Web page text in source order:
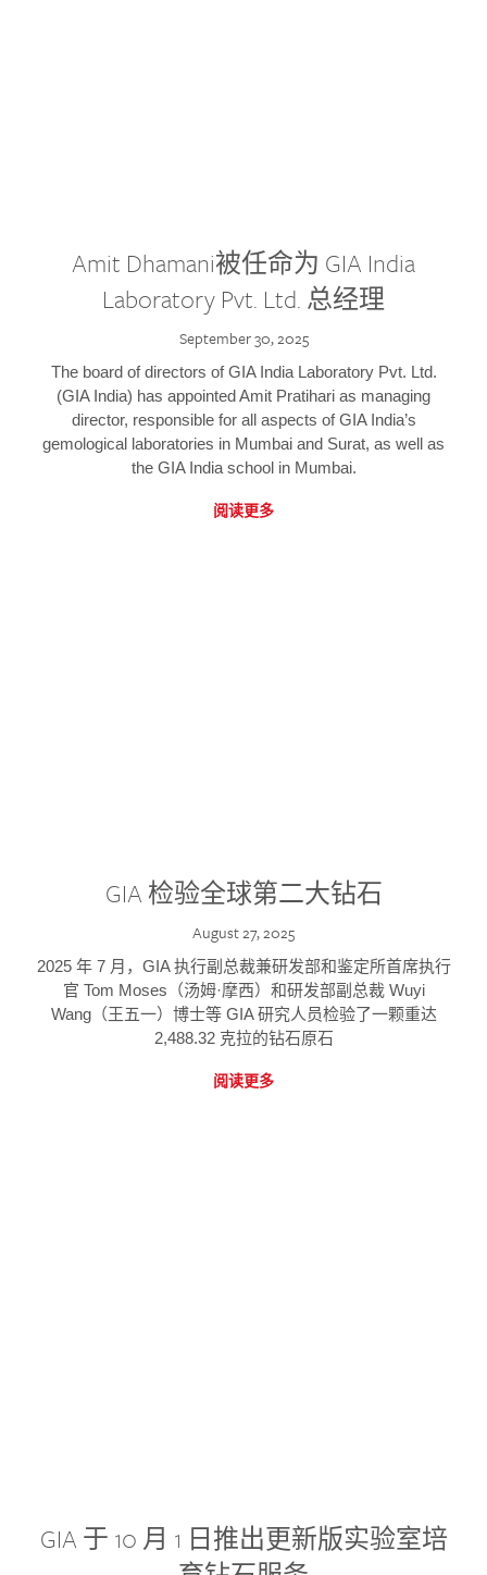
Amit Dhamani被任命为 GIA India
Laboratory Pvt. Ltd. 总经理
September 30, 2025
The board of directors of GIA India Laboratory Pvt. Ltd.
(GIA India) has appointed Amit Pratihari as managing
director, responsible for all aspects of GIA India’s
gemological laboratories in Mumbai and Surat, as well as
the GIA India school in Mumbai.
阅读更多
GIA 检验全球第二大钻石
August 27, 2025
2025 年 7 月，GIA 执行副总裁兼研发部和鉴定所首席执行
官 Tom Moses（汤姆·摩西）和研发部副总裁 Wuyi
Wang（王五一）博士等 GIA 研究人员检验了一颗重达
2,488.32 克拉的钻石原石
阅读更多
GIA 于 10 月 1 日推出更新版实验室培